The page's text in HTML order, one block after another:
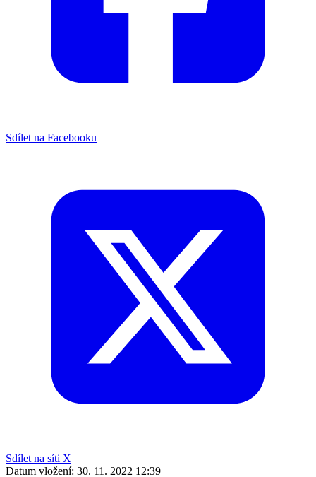
Sdílet na Facebooku
Sdílet na síti X
Datum vložení: 30. 11. 2022 12:39